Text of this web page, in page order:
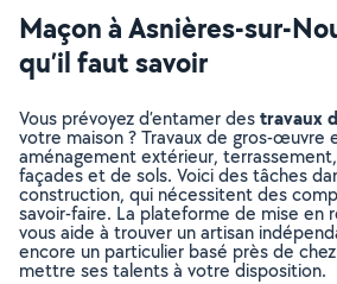
Maçon à Asnières-sur-
qu’il faut savoir
Vous prévoyez d’entamer destravaux
votre maison ? Travaux de gros-
aménagement extérieur,
façades et de sols. Voici des tâches
construction, qui nécessitent des
savoir-faire. La plateforme de mise en
vous aide à trouver un artisan
encore un particulier basé près de
mettre ses talents à votre disposition.